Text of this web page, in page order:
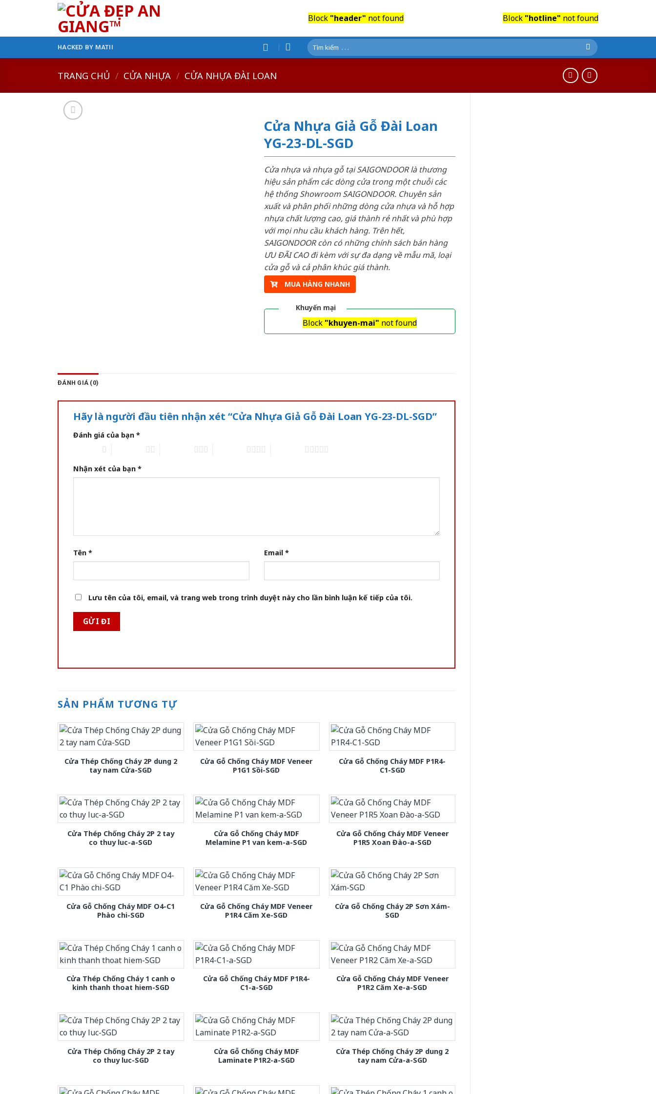
Block "header" not found Block "hotline" not found
HACKED BY MATII
Tìm
kiếm:
TRANG CHỦ / CỬA NHỰA / CỬA NHỰA ĐÀI LOAN
Cửa Nhựa Giả Gỗ Đài Loan
YG-23-DL-SGD
Cửa nhựa và nhựa gỗ tại SAIGONDOOR là thương
hiệu sản phẩm các dòng cửa trong một chuỗi các
hệ thống Showroom SAIGONDOOR. Chuyên sản
xuất và phân phối những dòng cửa nhựa và hỗ hợp
nhựa chất lượng cao, giá thành rẻ nhất và phù hợp
với mọi nhu cầu khách hàng. Trên hết,
SAIGONDOOR còn có những chính sách bán hàng
ƯU ĐÃI CAO đi kèm với sự đa dạng về mẫu mã, loại
cửa gỗ và cả phân khúc giá thành.
MUA HÀNG NHANH
Khuyến mại
Block "khuyen-mai" not found
ĐÁNH GIÁ (0)
Hãy là người đầu tiên nhận xét “Cửa Nhựa Giả Gỗ Đài Loan YG-23-DL-SGD”
Đánh giá của bạn *
Nhận xét của bạn *
Tên * Email *
Lưu tên của tôi, email, và trang web trong trình duyệt này cho lần bình luận kế tiếp của tôi.
SẢN PHẨM TƯƠNG TỰ
Cửa Thép Chống Cháy 2P dung 2
tay nam Cửa-SGD
Cửa Gỗ Chống Cháy MDF Veneer
P1G1 Sồi-SGD
Cửa Gỗ Chống Cháy MDF P1R4-
C1-SGD
Cửa Thép Chống Cháy 2P 2 tay
co thuy luc-a-SGD
Cửa Gỗ Chống Cháy MDF
Melamine P1 van kem-a-SGD
Cửa Gỗ Chống Cháy MDF Veneer
P1R5 Xoan Đào-a-SGD
Cửa Gỗ Chống Cháy MDF O4-C1
Phào chi-SGD
Cửa Gỗ Chống Cháy MDF Veneer
P1R4 Căm Xe-SGD
Cửa Gỗ Chống Cháy 2P Sơn Xám-
SGD
Cửa Thép Chống Cháy 1 canh o
kinh thanh thoat hiem-SGD
Cửa Gỗ Chống Cháy MDF P1R4-
C1-a-SGD
Cửa Gỗ Chống Cháy MDF Veneer
P1R2 Căm Xe-a-SGD
Cửa Thép Chống Cháy 2P 2 tay
co thuy luc-SGD
Cửa Gỗ Chống Cháy MDF
Laminate P1R2-a-SGD
Cửa Thép Chống Cháy 2P dung 2
tay nam Cửa-a-SGD